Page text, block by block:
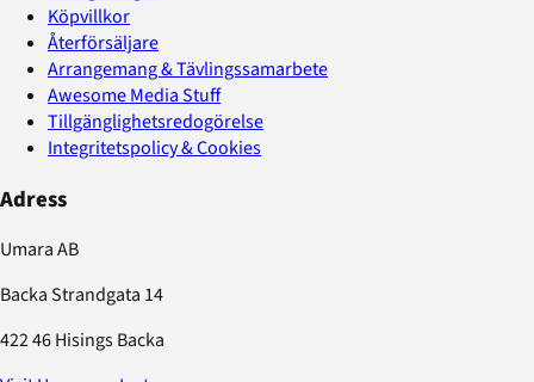
Köpvillkor
Återförsäljare
Arrangemang & Tävlingssamarbete
Awesome Media Stuff
Tillgänglighetsredogörelse
Integritetspolicy & Cookies
Adress
Umara AB
Backa Strandgata 14
422 46 Hisings Backa